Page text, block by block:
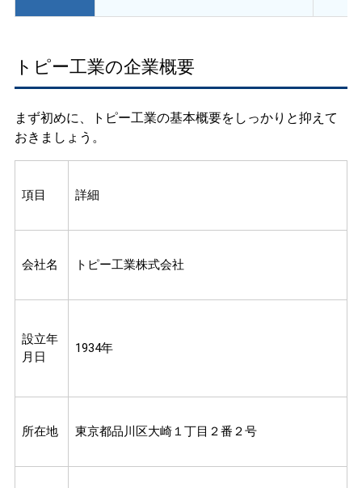
トピー工業の企業概要
まず初めに、トピー工業の基本概要をしっかりと抑えて
おきましょう。
項目 詳細
会社名 トピー工業株式会社
設立年
月日
1934年
所在地 東京都品川区大崎１丁目２番２号